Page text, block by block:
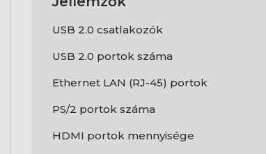
USB 2.0 csatlakozók
USB 2.0 portok száma
Ethernet LAN (RJ-45) portok
PS/2 portok száma
HDMI portok mennyisége